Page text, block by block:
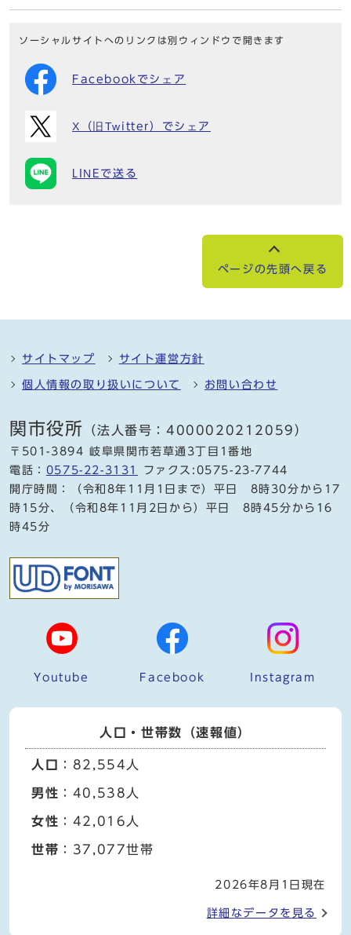
ソーシャルサイトへのリンクは別ウィンドウで開きます
Facebookでシェア
X（旧Twitter）でシェア
LINEで送る
ページの先頭へ戻る
サイトマップ サイト運営方針
個人情報の取り扱いについて お問い合わせ
関市役所 （法人番号：4000020212059）
〒501-3894 岐阜県関市若草通3丁目1番地
電話： 0575-22-3131
ファクス:0575-23-7744
開庁時間：（令和8年11月1日まで）平日 8時30分から17
時15分、（令和8年11月2日から）平日 8時45分から16
時45分
Youtube Facebook Instagram
人口・世帯数（速報値）
人口 ：82,554人
男性 ：40,538人
女性 ：42,016人
世帯 ：37,077世帯
2026年8月1日現在
詳細なデータを見る